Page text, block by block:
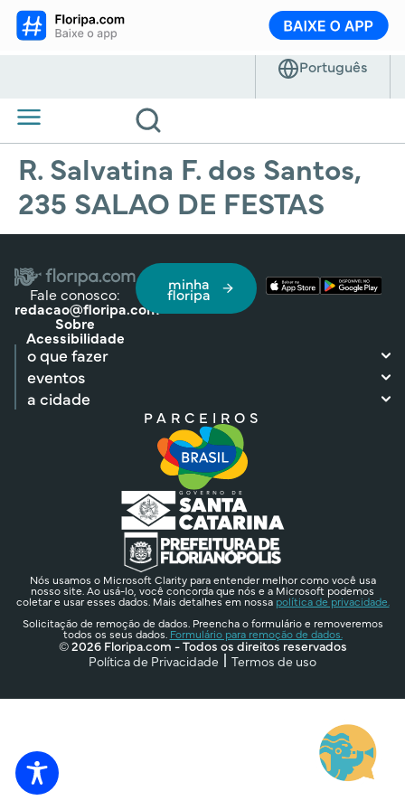
R. Salvatina F. dos Santos,
235 SALAO DE FESTAS
Fale conosco:
redacao@floripa.com
Sobre
Acessibilidade
minha
floripa
o que fazer
eventos
a cidade
PARCEIROS
Nós usamos o Microsoft Clarity para entender melhor como você usa
nosso site. Ao usá-lo, você concorda que nós e a Microsoft podemos
coletar e usar esses dados. Mais detalhes em nossa política de privacidade.
Solicitação de remoção de dados. Preencha o formulário e removeremos
todos os seus dados. Formulário para remoção de dados.
© 2026 Floripa.com - Todos os direitos reservados
Política de Privacidade
Termos de uso